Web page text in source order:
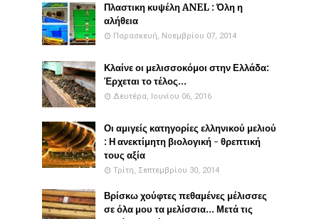
Πλαστικη κυψέλη ANEL : Όλη η
αλήθεια
Παρασκευή, Νοεμβρίου 07, 2014
Κλαίνε οι μελισσοκόμοι στην Ελλάδα:
Έρχεται το τέλος...
Δευτέρα, Ιουνίου 06, 2016
Οι αμιγείς κατηγορίες ελληνικού μελιού
: Η ανεκτίμητη βιολογική - θρεπτική
τους αξία
Τρίτη, Σεπτεμβρίου 30, 2014
Βρίσκω χούφτες πεθαμένες μέλισσες
σε όλα μου τα μελίσσια... Μετά τις